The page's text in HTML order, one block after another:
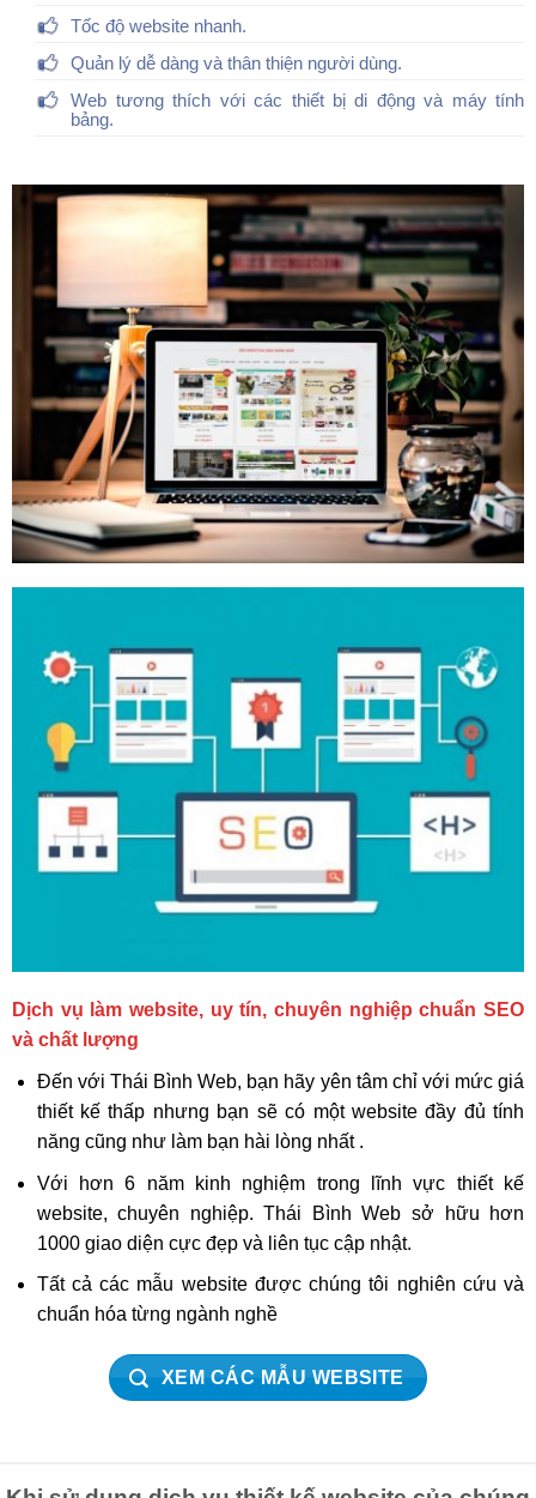
Tốc độ website nhanh.
Quản lý dễ dàng và thân thiện người dùng.
Web tương thích với các thiết bị di động và máy tính
bảng.
Dịch vụ làm website, uy tín, chuyên nghiệp chuẩn SEO
và chất lượng
Đến với Thái Bình Web, bạn hãy yên tâm chỉ với mức giá
thiết kế thấp nhưng bạn sẽ có một website đầy đủ tính
năng cũng như làm bạn hài lòng nhất .
Với hơn 6 năm kinh nghiệm trong lĩnh vực thiết kế
website, chuyên nghiệp. Thái Bình Web sở hữu hơn
1000 giao diện cực đẹp và liên tục cập nhật.
Tất cả các mẫu website được chúng tôi nghiên cứu và
chuẩn hóa từng ngành nghề
XEM CÁC MẪU WEBSITE